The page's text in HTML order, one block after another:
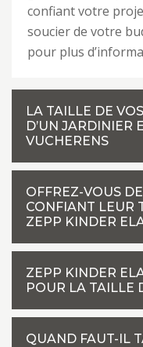
confiant votre
soucier de votre
pour plus
LA TAILLE DE
D’UN JARDINIER
VUCHERENS
OFFREZ-VOUS
CONFIANT LEUR
ZEPP KINDER
ZEPP KINDER
POUR LA TAILLE
QUAND FAUT-IL